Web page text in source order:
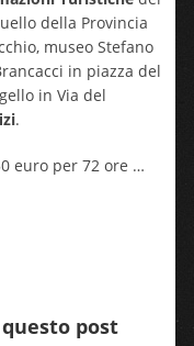
della Provincia
museo Stefano
in piazza del
in Via del
.
euro per 72 ore …
post